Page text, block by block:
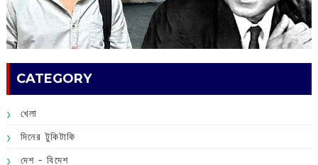
CATEGORY
খেলা
দিনের টুকিটাকি
দেশ - বিদেশ